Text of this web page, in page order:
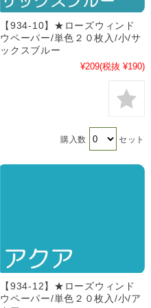
【934-10】★ローズウィンド
ウペーパー/単色２０枚入/小/サ
ックスブルー
¥209(税抜 ¥190)
購入数 セット
【934-12】★ローズウィンド
ウペーパー/単色２０枚入/小/ア